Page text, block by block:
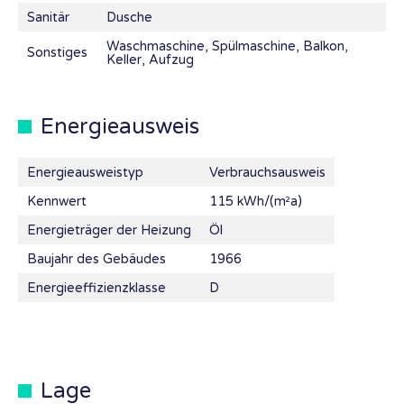
Sanitär
Dusche
Sonstiges
Waschmaschine, Spülmaschine, Balkon,
Keller, Aufzug
Energieausweis
Energieausweistyp
Verbrauchsausweis
Kennwert
115 kWh/(m²a)
Energieträger der Heizung
Öl
Baujahr des Gebäudes
1966
Energieeffizienzklasse
D
Lage